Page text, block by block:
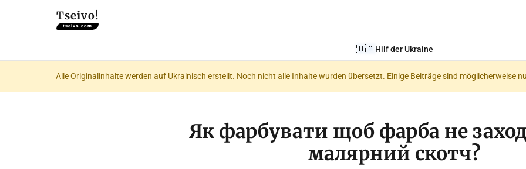
Tseivo!
tseivo.com
🇺🇦Hilf der Ukraine
Alle Originalinhalte werden auf Ukrainisch erstellt. Noch nicht alle Inhalte wurden übersetzt. Einige Beiträge sind möglicherweise
Як фарбувати щоб фарба не
малярний скотч?